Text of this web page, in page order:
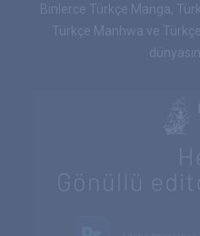
Binlerce Türkçe Manga,
Türkçe Manhwa ve